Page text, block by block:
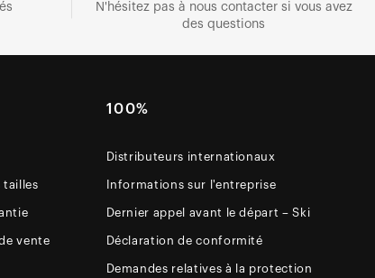
N'hésitez pas à nous contacter si vous avez
des questions
tailles
vente
100%
Distributeurs internationaux
Informations sur l'entreprise
Dernier appel avant le départ – Ski
Déclaration de conformité
Demandes relatives à la protection